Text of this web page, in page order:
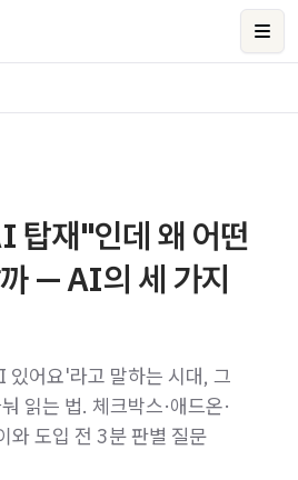
탑재"인데 왜 어떤
— AI의 세 가지
어요'라고 말하는 시대, 그
읽는 법. 체크박스·애드온·
와 도입 전 3분 판별 질문